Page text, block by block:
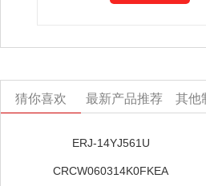
猜你喜欢 最新产品推荐 其他
ERJ-14YJ561U
CRCW060314K0FKEA